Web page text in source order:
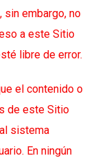
sin embargo, no
a este Sitio
libre de error.
el contenido o
de este Sitio
sistema
En ningún